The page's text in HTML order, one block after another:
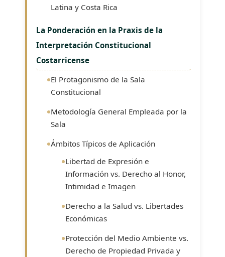
Latina y Costa Rica
La Ponderación en la Praxis de la
Interpretación Constitucional
Costarricense
El Protagonismo de la Sala
Constitucional
Metodología General Empleada por la
Sala
Ámbitos Típicos de Aplicación
Libertad de Expresión e
Información vs. Derecho al Honor,
Intimidad e Imagen
Derecho a la Salud vs. Libertades
Económicas
Protección del Medio Ambiente vs.
Derecho de Propiedad Privada y